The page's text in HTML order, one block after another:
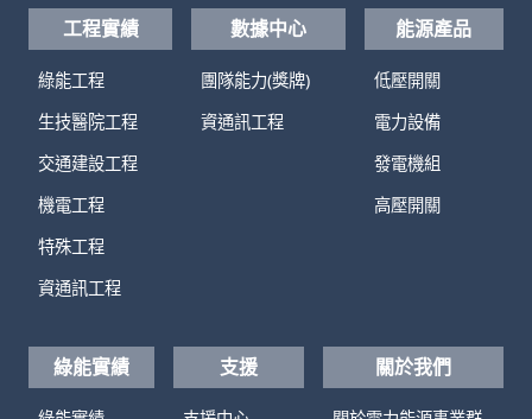
工程實績
綠能工程
生技醫院工程
交通建設工程
機電工程
特殊工程
資通訊工程
數據中心
團隊能力(獎牌)
資通訊工程
能源產品
低壓開關
電力設備
發電機組
高壓開關
綠能實績 支援 關於我們